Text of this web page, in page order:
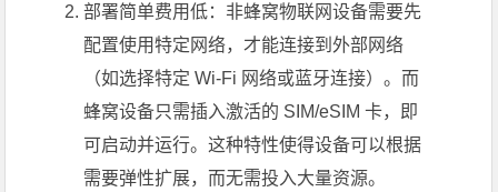
部署简单费用低：非蜂窝物联网设备需要先
配置使用特定网络，才能连接到外部网络
（如选择特定 Wi-Fi 网络或蓝牙连接）。而
蜂窝设备只需插入激活的 SIM/eSIM 卡，即
可启动并运行。这种特性使得设备可以根据
需要弹性扩展，而无需投入大量资源。